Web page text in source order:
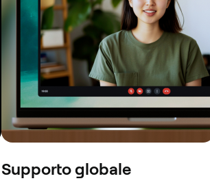
Supporto globale